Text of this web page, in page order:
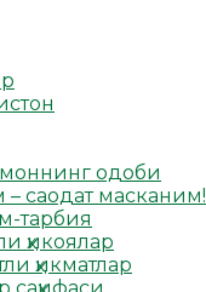
одоби
саодат масканим!
тарбия
ҳикоялар
ҳикматлар